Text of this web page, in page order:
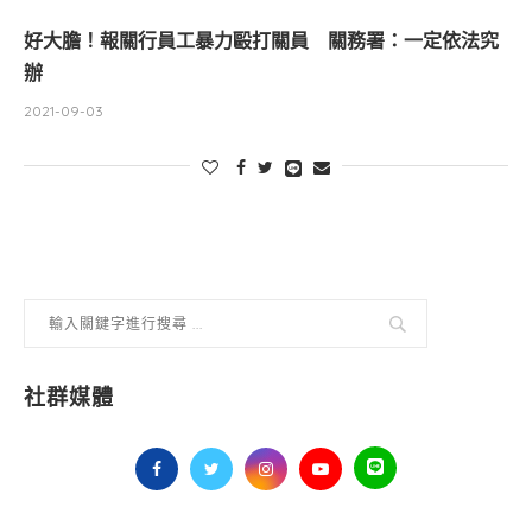
好大膽！報關行員工暴力毆打關員 關務署：一定依法究
辦
2021-09-03
社群媒體